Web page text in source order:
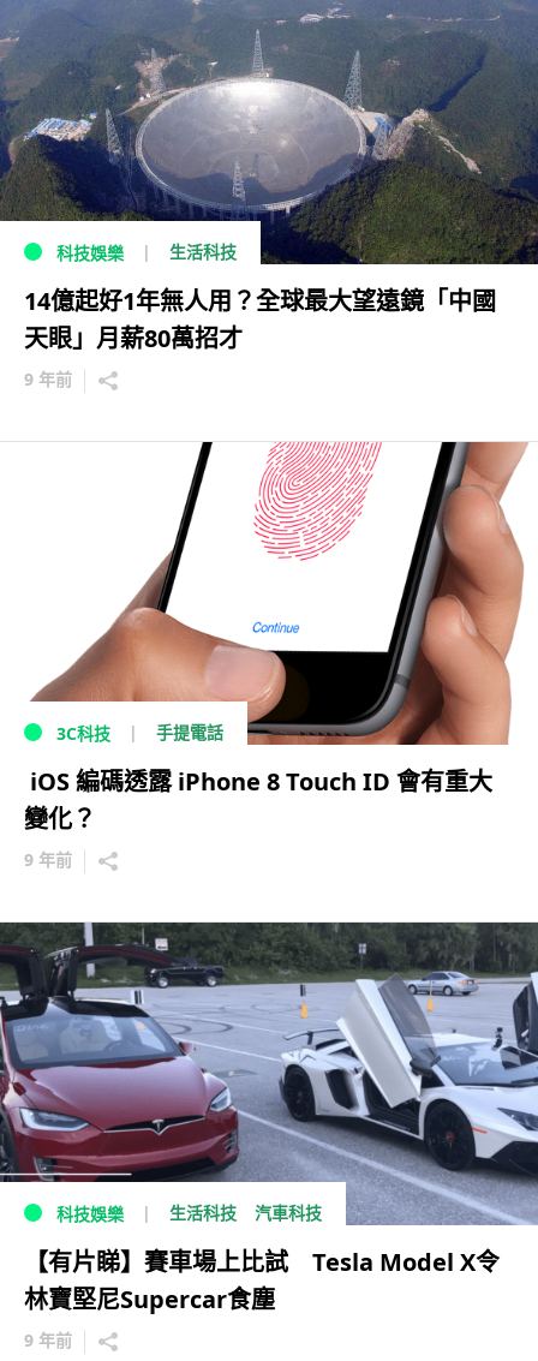
科技娛樂 生活科技
14億起好1年無人用？全球最大望遠鏡「中國
天眼」月薪80萬招才
9 年前
3C科技 手提電話
iOS 編碼透露 iPhone 8 Touch ID 會有重大
變化？
9 年前
科技娛樂 生活科技 汽車科技
【有片睇】賽車場上比試 Tesla Model X令
林寶堅尼Supercar食塵
9 年前